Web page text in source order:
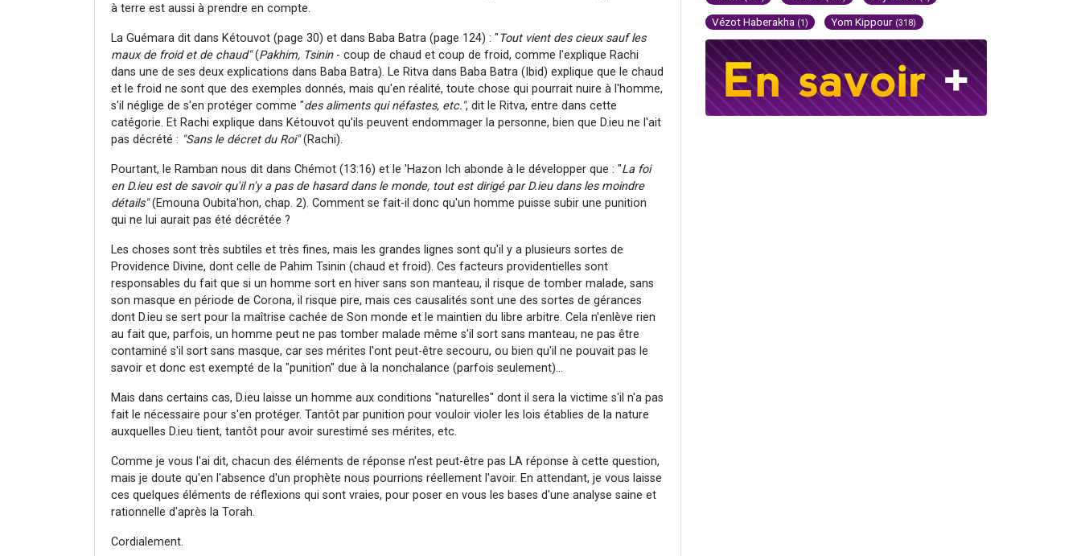
à terre est aussi à prendre en compte.
La Guémara dit dans Kétouvot (page 30) et dans Baba Batra (page 124) : "Tout vient des cieux sauf les
maux de froid et de chaud"(Pakhim, Tsinin- coup de chaud et coup de froid, comme l'explique Rachi
dans une de ses deux explications dans Baba Batra). Le Ritva dans Baba Batra (Ibid) explique que le chaud
et le froid ne sont que des exemples donnés, mais qu'en réalité, toute chose qui pourrait nuire à l'homme,
s'il néglige de s'en protéger comme "des aliments qui néfastes, etc.", dit le Ritva, entre dans cette
catégorie. Et Rachi explique dans Kétouvot qu'ils peuvent endommager la personne, bien que D.ieu ne l'ait
pas décrété : "Sans le décret du Roi"(Rachi).
Pourtant, le Ramban nous dit dans Chémot (13:16) et le 'Hazon Ich abonde à le développer que : "La foi
en D.ieu est de savoir qu'il n'y a pas de hasard dans le monde, tout est dirigé par D.ieu dans les moindre
détails"(Emouna Oubita'hon, chap. 2). Comment se fait-il donc qu'un homme puisse subir une punition
qui ne lui aurait pas été décrétée ?
Les choses sont très subtiles et très fines, mais les grandes lignes sont qu'il y a plusieurs sortes de
Providence Divine, dont celle de Pahim Tsinin (chaud et froid). Ces facteurs providentielles sont
responsables du fait que si un homme sort en hiver sans son manteau, il risque de tomber malade, sans
son masque en période de Corona, il risque pire, mais ces causalités sont une des sortes de gérances
dont D.ieu se sert pour la maîtrise cachée de Son monde et le maintien du libre arbitre. Cela n'enlève rien
au fait que, parfois, un homme peut ne pas tomber malade même s'il sort sans manteau, ne pas être
contaminé s'il sort sans masque, car ses mérites l'ont peut-être secouru, ou bien qu'il ne pouvait pas le
savoir et donc est exempté de la "punition" due à la nonchalance (parfois seulement)...
Mais dans certains cas, D.ieu laisse un homme aux conditions "naturelles" dont il sera la victime s'il n'a pas
fait le nécessaire pour s'en protéger. Tantôt par punition pour vouloir violer les lois établies de la nature
auxquelles D.ieu tient, tantôt pour avoir surestimé ses mérites, etc.
Comme je vous l'ai dit, chacun des éléments de réponse n'est peut-être pas LA réponse à cette question,
mais je doute qu'en l'absence d'un prophète nous pourrions réellement l'avoir. En attendant, je vous laisse
ces quelques éléments de réflexions qui sont vraies, pour poser en vous les bases d'une analyse saine et
rationnelle d'après la Torah.
Cordialement.
Vézot Haberakha (1) Yom Kippour (318)